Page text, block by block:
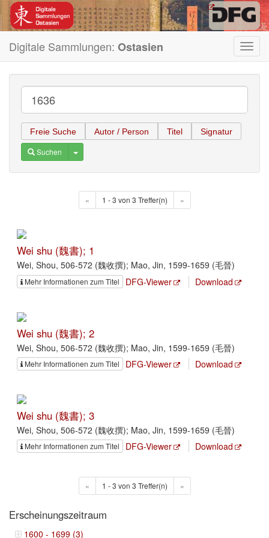
Digitale Sammlungen: Ostasien
Freie Suche Autor / Person Titel Signatur
Suchen Toggle Dropdown
« 1 - 3 von 3 Treffer(n) »
Wei shu (魏書); 1
Wei, Shou, 506-572 (魏收撰); Mao, Jin, 1599-1659 (毛晉)
Mehr Informationen zum Titel DFG-Viewer Download
Wei shu (魏書); 2
Wei, Shou, 506-572 (魏收撰); Mao, Jin, 1599-1659 (毛晉)
Mehr Informationen zum Titel DFG-Viewer Download
Wei shu (魏書); 3
Wei, Shou, 506-572 (魏收撰); Mao, Jin, 1599-1659 (毛晉)
Mehr Informationen zum Titel DFG-Viewer Download
« 1 - 3 von 3 Treffer(n) »
Erscheinungszeitraum
1600 - 1699 (3)